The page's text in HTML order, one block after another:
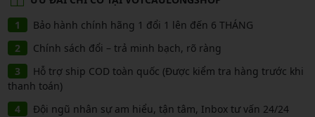
Bảo hành chính hãng 1 đổi 1 lên đến 6 THÁNG
Chính sách đổi – trả minh bạch, rõ ràng
Hỗ trợ ship COD toàn quốc (Được kiểm tra hàng trước khi
thanh toán)
Đội ngũ nhân sự am hiểu, tận tâm, Inbox tư vấn 24/24